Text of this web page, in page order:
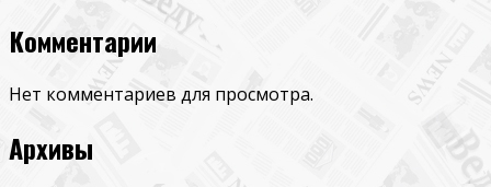
Комментарии
Нет комментариев для просмотра.
Архивы